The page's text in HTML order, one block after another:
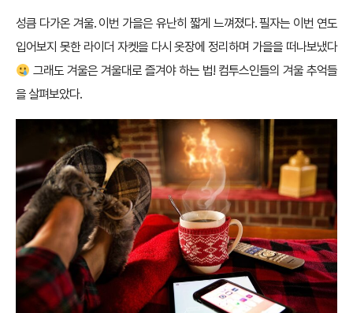
성큼 다가온 겨울. 이번 가을은 유난히 짧게 느껴졌다. 필자는 이번 연도
입어보지 못한 라이더 자켓을 다시 옷장에 정리하며 가을을 떠나보냈다
그래도 겨울은 겨울대로 즐겨야 하는 법! 컴투스인들의 겨울 추억들
을 살펴보았다.